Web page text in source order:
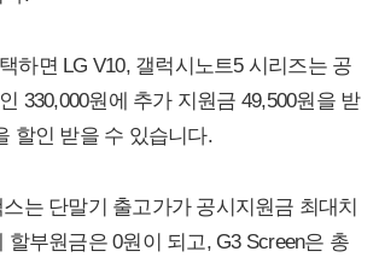
하면 LG V10, 갤럭시노트5 시리즈는 공
330,000원에 추가 지원금 49,500원을 받
할인 받을 수 있습니다.
는 단말기 출고가가 공시지원금 최대치
할부원금은 0원이 되고, G3 Screen은 총